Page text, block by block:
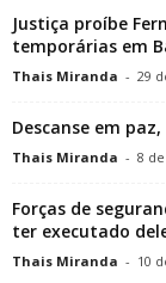
Justiça proíbe
temporárias em
Thais Miranda - 29
Descanse em
Thais Miranda - 8
Forças de
ter executado
Thais Miranda - 10